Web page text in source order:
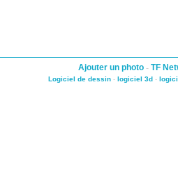
Ajouter un photo - TF
Logiciel de dessin - logiciel 3d -